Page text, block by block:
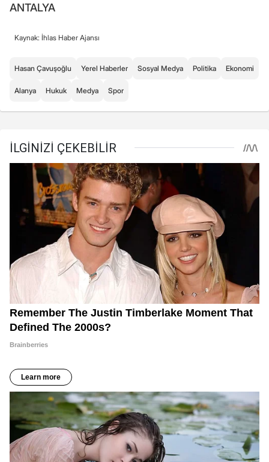
ANTALYA
Kaynak: İhlas Haber Ajansı
Hasan Çavuşoğlu Yerel Haberler Sosyal Medya Politika Ekonomi
Alanya Hukuk Medya Spor